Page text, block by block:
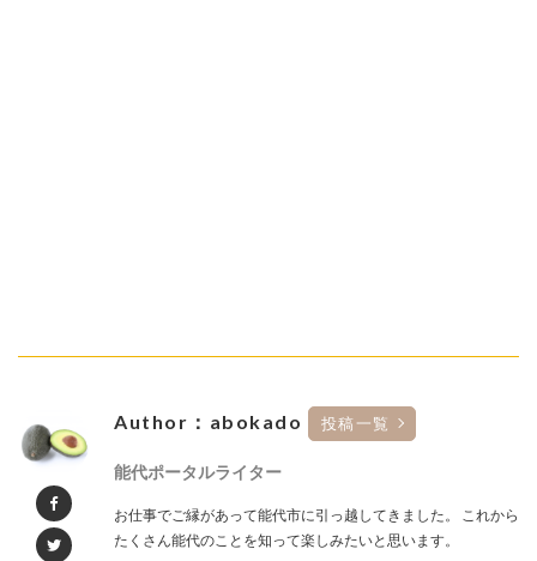
Author：abokado 投稿一覧
能代ポータルライター
お仕事でご縁があって能代市に引っ越してきました。 これから
たくさん能代のことを知って楽しみたいと思います。